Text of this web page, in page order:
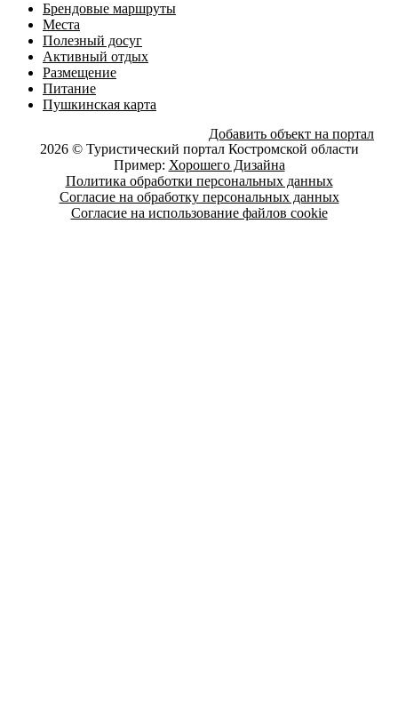
Брендовые маршруты
Места
Полезный досуг
Активный отдых
Размещение
Питание
Пушкинская карта
Добавить объект на портал
2026 © Туристический портал Костромской области
Пример: Хорошего Дизайна
Политика обработки персональных данных
Согласие на обработку персональных данных
Согласие на использование файлов cookie